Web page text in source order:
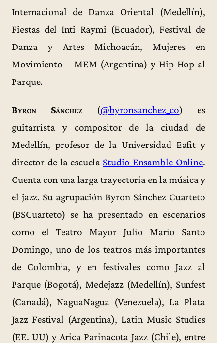
Internacional de Danza Oriental (Medellín),
Fiestas del Inti Raymi (Ecuador), Festival de
Danza y Artes Michoacán, Mujeres en
Movimiento – MEM (Argentina) y Hip Hop al
Parque.
Byron Sánchez(@byronsanchez_co) es
guitarrista y compositor de la ciudad de
Medellín, profesor de la Universidad Eafit y
director de la escuela Studio Ensamble Online.
Cuenta con una larga trayectoria en la música y
el jazz. Su agrupación Byron Sánchez Cuarteto
(BSCuarteto) se ha presentado en escenarios
como el Teatro Mayor Julio Mario Santo
Domingo, uno de los teatros más importantes
de Colombia, y en festivales como Jazz al
Parque (Bogotá), Medejazz (Medellín), Sunfest
(Canadá), NaguaNagua (Venezuela), La Plata
Jazz Festival (Argentina), Latin Music Studies
(EE. UU) y Arica Parinacota Jazz (Chile), entre